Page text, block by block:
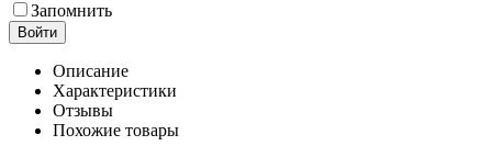
Запомнить
Войти
Описание
Характеристики
Отзывы
Похожие товары